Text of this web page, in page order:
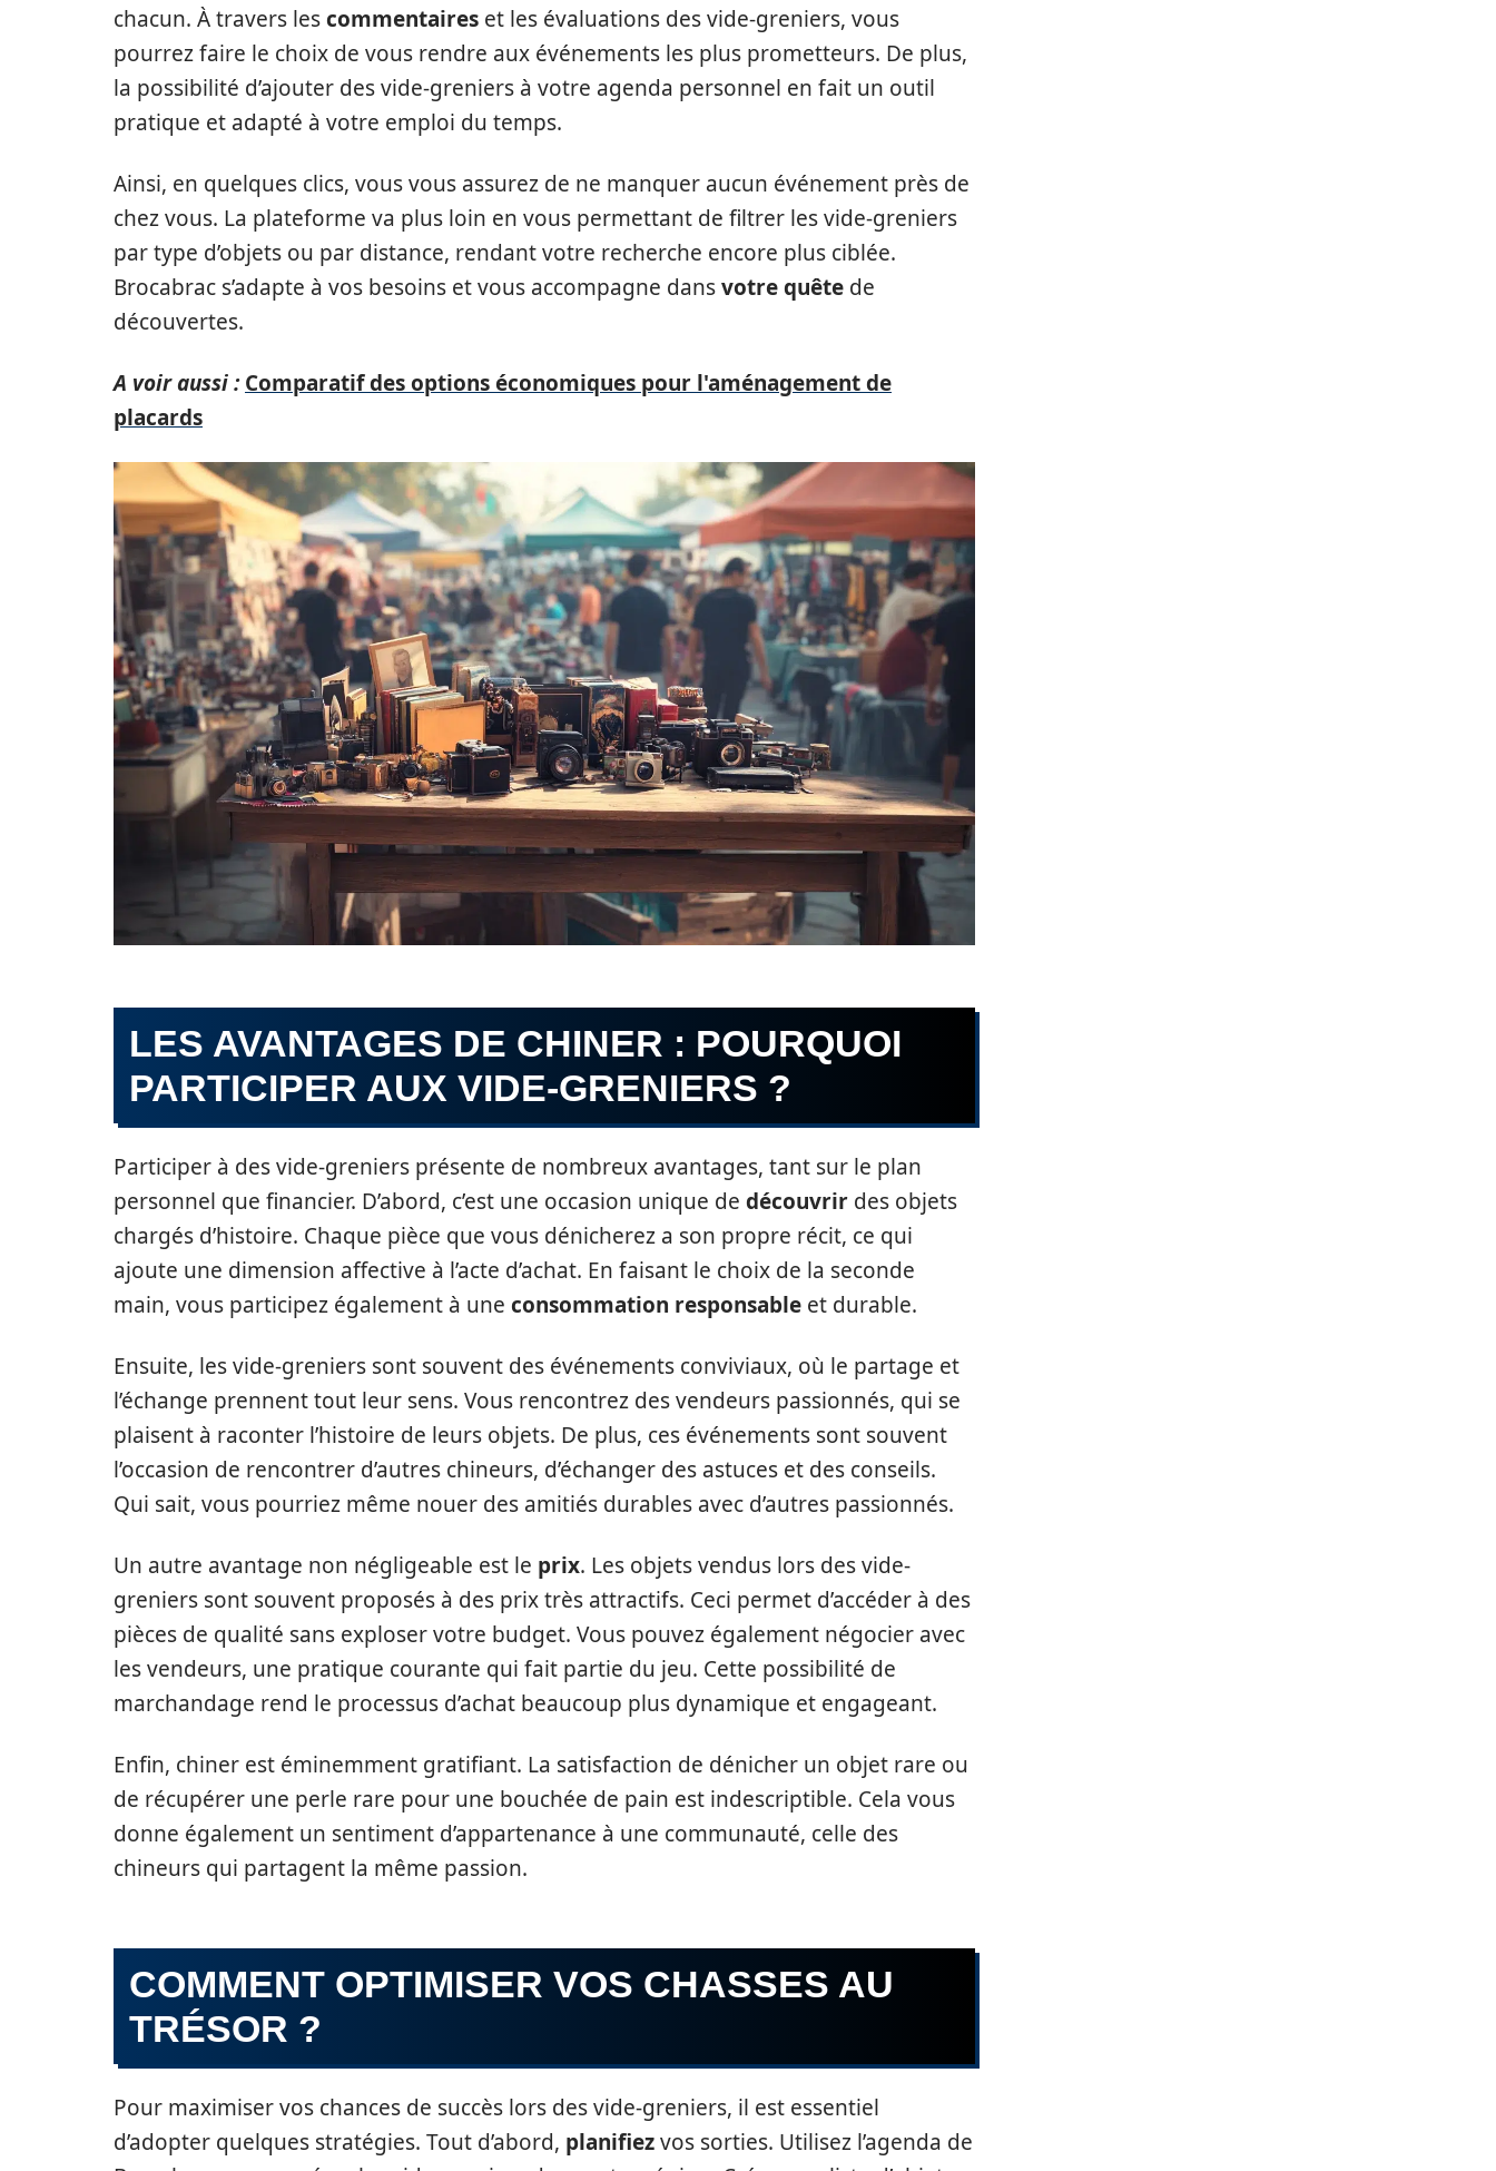
chacun. À travers lescommentaires et les évaluations des vide-greniers, vous
pourrez faire le choix de vous rendre aux événements les plus prometteurs. De plus,
la possibilité d’ajouter des vide-greniers à votre agenda personnel en fait un outil
pratique et adapté à votre emploi du temps.
Ainsi, en quelques clics, vous vous assurez de ne manquer aucun événement près de
chez vous. La plateforme va plus loin en vous permettant de filtrer les vide-greniers
par type d’objets ou par distance, rendant votre recherche encore plus ciblée.
Brocabrac s’adapte à vos besoins et vous accompagne dansvotre quête de
découvertes.
A voir aussi : Comparatif des options économiques pour l'aménagement de
placards
LES AVANTAGES DE CHINER : POURQUOI
PARTICIPER AUX VIDE-GRENIERS ?
Participer à des vide-greniers présente de nombreux avantages, tant sur le plan
personnel que financier. D’abord, c’est une occasion unique de découvrir des objets
chargés d’histoire. Chaque pièce que vous dénicherez a son propre récit, ce qui
ajoute une dimension affective à l’acte d’achat. En faisant le choix de la seconde
main, vous participez également à une consommation responsable et durable.
Ensuite, les vide-greniers sont souvent des événements conviviaux, où le partage et
l’échange prennent tout leur sens. Vous rencontrez des vendeurs passionnés, qui se
plaisent à raconter l’histoire de leurs objets. De plus, ces événements sont souvent
l’occasion de rencontrer d’autres chineurs, d’échanger des astuces et des conseils.
Qui sait, vous pourriez même nouer des amitiés durables avec d’autres passionnés.
Un autre avantage non négligeable est le prix. Les objets vendus lors des vide-
greniers sont souvent proposés à des prix très attractifs. Ceci permet d’accéder à des
pièces de qualité sans exploser votre budget. Vous pouvez également négocier avec
les vendeurs, une pratique courante qui fait partie du jeu. Cette possibilité de
marchandage rend le processus d’achat beaucoup plus dynamique et engageant.
Enfin, chiner est éminemment gratifiant. La satisfaction de dénicher un objet rare ou
de récupérer une perle rare pour une bouchée de pain est indescriptible. Cela vous
donne également un sentiment d’appartenance à une communauté, celle des
chineurs qui partagent la même passion.
COMMENT OPTIMISER VOS CHASSES AU
TRÉSOR ?
Pour maximiser vos chances de succès lors des vide-greniers, il est essentiel
d’adopter quelques stratégies. Tout d’abord, planifiezvos sorties. Utilisez l’agenda de